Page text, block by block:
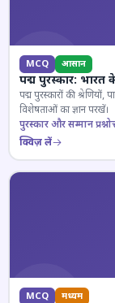
MCQ आसान
पद्म पुरस्कार: भारत
पद्म पुरस्कारों की
विशेषताओं का ज्ञान परखें।
पुरस्कार और सम्मान
क्विज़ लें
MCQ मध्यम